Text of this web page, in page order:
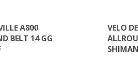
A800
BELT 14 GG
VELO